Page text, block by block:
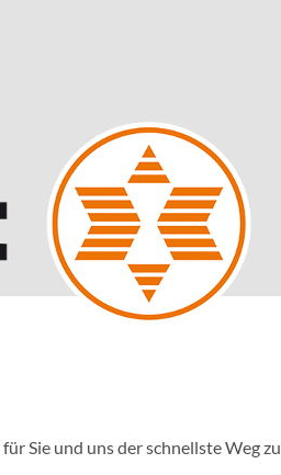
Sie und uns der schnellste Weg